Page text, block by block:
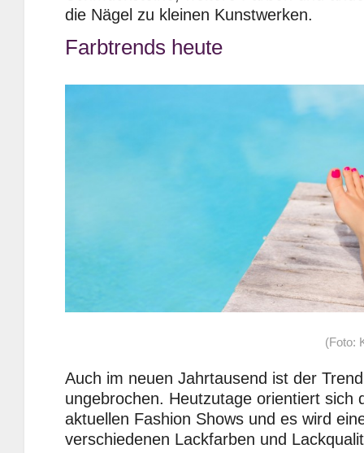
die Nägel zu kleinen Kunstwerken.
Farbtrends heute
(Foto:
Auch im neuen Jahrtausend ist der
ungebrochen. Heutzutage orientiert sich
aktuellen Fashion Shows und es wird
verschiedenen Lackfarben und